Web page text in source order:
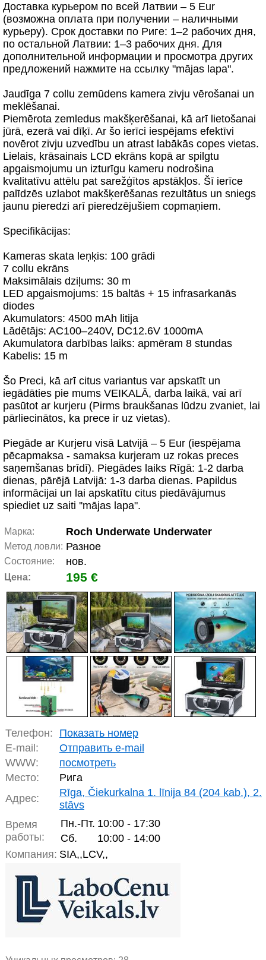
Доставка курьером по всей Латвии – 5 Eur
(возможна оплата при получении – наличными
курьеру). Срок доставки по Риге: 1–2 рабочих дня,
по остальной Латвии: 1–3 рабочих дня. Для
дополнительной информации и просмотра других
предложений нажмите на ссылку "mājas lapa".
Jaudīga 7 collu zemūdens kamera zivju vērošanai un
meklēšanai.
Piemērota zemledus makšķerēšanai, kā arī lietošanai
jūrā, ezerā vai dīķī. Ar šo ierīci iespējams efektīvi
novērot zivju uzvedību un atrast labākās copes vietas.
Lielais, krāsainais LCD ekrāns kopā ar spilgtu
apgaismojumu un izturīgu kameru nodrošina
kvalitatīvu attēlu pat sarežģītos apstākļos. Šī ierīce
palīdzēs uzlabot makšķerēšanas rezultātus un sniegs
jaunu pieredzi arī pieredzējušiem copmaņiem.
Specifikācijas:
Kameras skata leņķis: 100 grādi
7 collu ekrāns
Maksimālais dziļums: 30 m
LED apgaismojums: 15 baltās + 15 infrasarkanās
diodes
Akumulators: 4500 mAh litija
Lādētājs: AC100–240V, DC12.6V 1000mA
Akumulatora darbības laiks: apmēram 8 stundas
Kabelis: 15 m
Šo Preci, kā arī citus variantus var apskatīt un
iegādāties pie mums VEIKALĀ, darba laikā, vai arī
pasūtot ar kurjeru (Pirms braukšanas lūdzu zvaniet, lai
pārliecinātos, ka prece ir uz vietas).
Piegāde ar Kurjeru visā Latvijā – 5 Eur (iespējama
pēcapmaksa - samaksa kurjeram uz rokas preces
saņemšanas brīdī). Piegādes laiks Rīgā: 1-2 darba
dienas, pārējā Latvijā: 1-3 darba dienas. Papildus
informācijai un lai apskatītu citus piedāvājumus
spiediet uz saiti ''mājas lapa".
Марка: Roch Underwate Underwater
Метод ловли: Разное
Состояние: нов.
Цена: 195 €
Телефон:
Показать номер
E-mail:
Отправить e-mail
WWW:
посмотреть
Место:
Рига
Адрес:
Rīga, Čiekurkalna 1. līnija 84 (204 kab.), 2.
stāvs
Время
работы:
Пн.-Пт. 10:00 - 17:30
Сб.
10:00 - 14:00
Компания: SIA,,LCV,,